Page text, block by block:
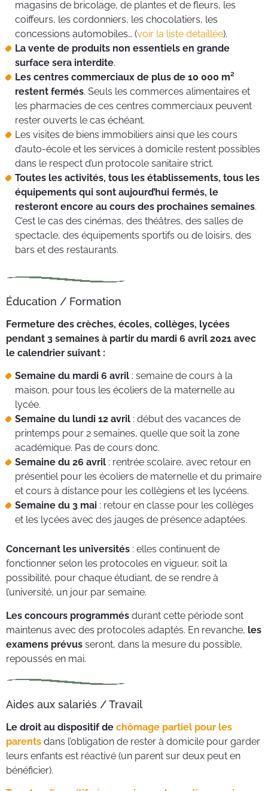
magasins de bricolage, de plantes et de fleurs, les
coiffeurs, les cordonniers, les chocolatiers, les
concessions automobiles… (voir la liste détaillée).
La vente de produits non essentiels en grande
surface sera interdite.
Les centres commerciaux de plus de 10 000 m²
restent fermés. Seuls les commerces alimentaires et
les pharmacies de ces centres commerciaux peuvent
rester ouverts le cas échéant.
Les visites de biens immobiliers ainsi que les cours
d’auto-école et les services à domicile restent possibles
dans le respect d’un protocole sanitaire strict.
Toutes les activités, tous les établissements, tous les
équipements qui sont aujourd’hui fermés, le
resteront encore au cours des prochaines semaines.
C’est le cas des cinémas, des théâtres, des salles de
spectacle, des équipements sportifs ou de loisirs, des
bars et des restaurants.
Éducation / Formation
Fermeture des crèches, écoles, collèges, lycées
pendant 3 semaines à partir du mardi 6 avril 2021 avec
le calendrier suivant :
Semaine du mardi 6 avril : semaine de cours à la
maison, pour tous les écoliers de la maternelle au
lycée.
Semaine du lundi 12 avril : début des vacances de
printemps pour 2 semaines, quelle que soit la zone
académique. Pas de cours donc.
Semaine du 26 avril : rentrée scolaire, avec retour en
présentiel pour les écoliers de maternelle et du primaire
et cours à distance pour les collègiens et les lycéens.
Semaine du 3 mai : retour en classe pour les collèges
et les lycées avec des jauges de présence adaptées.​
Concernant les universités : elles continuent de
fonctionner selon les protocoles en vigueur, soit la
possibilité, pour chaque étudiant, de se rendre à
l’université, un jour par semaine.
Les concours programmés durant cette période sont
maintenus avec des protocoles adaptés. En revanche, les
examens prévus seront, dans la mesure du possible,
repoussés en mai.
Aides aux salariés / Travail
Le droit au dispositif de chômage partiel pour les
parents dans l’obligation de rester à domicile pour garder
leurs enfants est réactivé (un parent sur deux peut en
bénéficier).